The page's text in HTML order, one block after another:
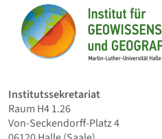
Startseite
Institutssekretariat
Raum H4 1.26
Von-Seckendorff-Platz 4